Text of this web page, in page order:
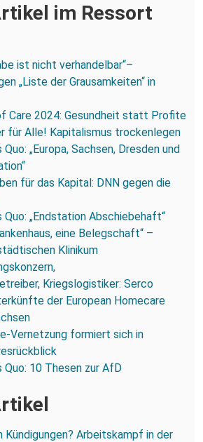
im Ressort
ist nicht verhandelbar“–
„Liste der Grausamkeiten“ in
Care 2024: Gesundheit statt Profite
für Alle! Kapitalismus trockenlegen
„Europa, Sachsen, Dresden und
für das Kapital: DNN gegen die
„Endstation Abschiebehaft“
eine Belegschaft“ –
Klinikum
Kriegslogistiker: Serco
der European Homecare
Vernetzung formiert sich in
Quo: 10 Thesen zur AfD
Kündigungen? Arbeitskampf in der